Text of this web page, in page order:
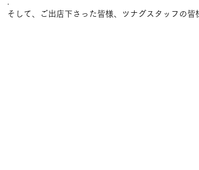
そして、ご出店下さった皆様、ツナグスタッフの皆